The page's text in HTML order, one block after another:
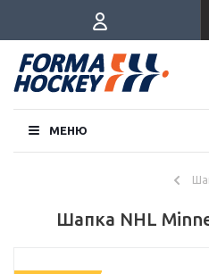
МЕНЮ
Шапка NHL